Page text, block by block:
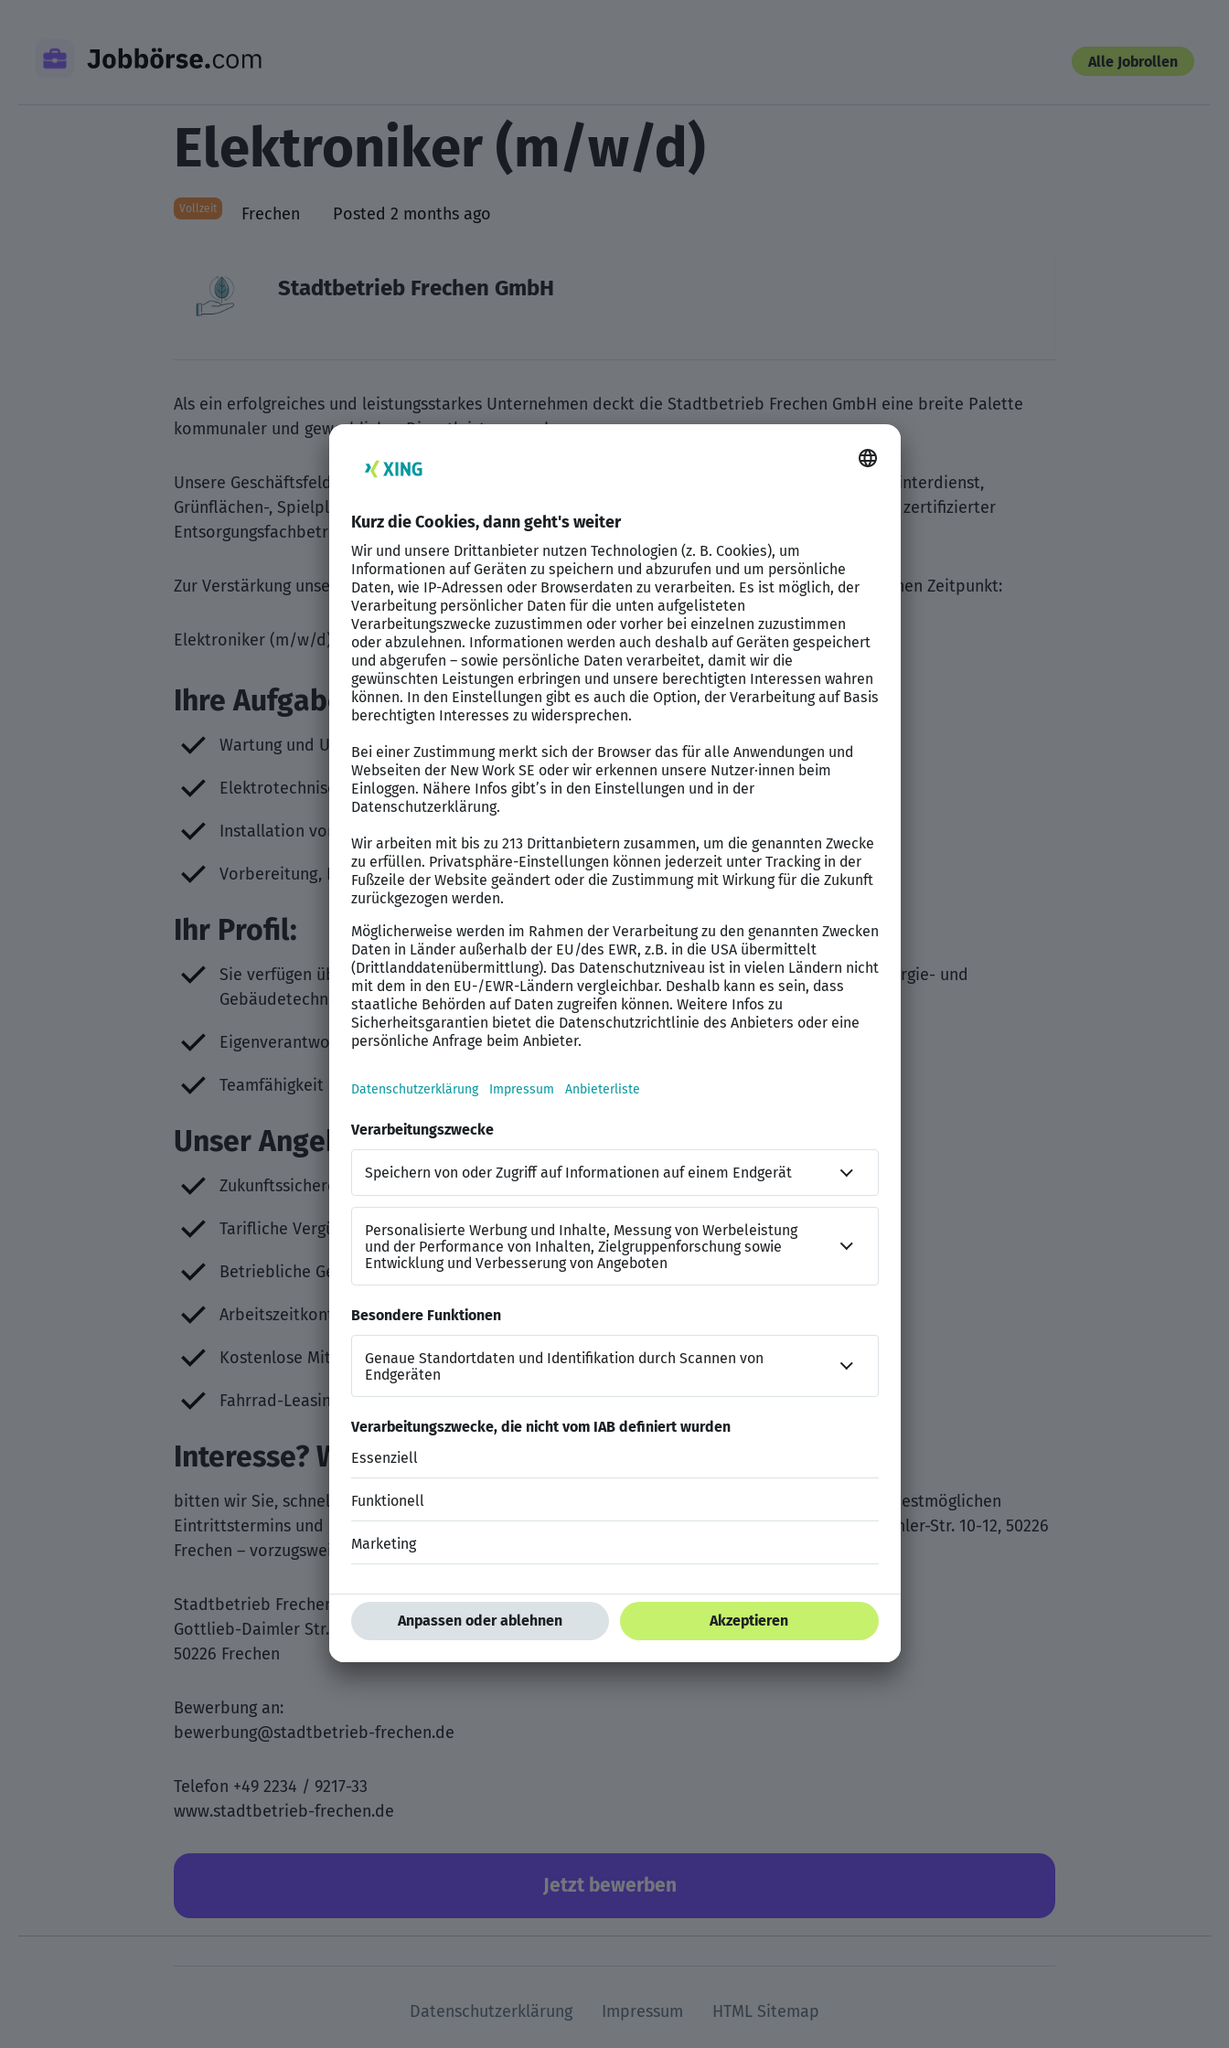
Alle Jobrollen
Elektroniker (m/w/d)
Vollzeit Frechen Posted 2 months ago
Stadtbetrieb Frechen GmbH
Als ein erfolgreiches und leistungsstarkes Unternehmen deckt die Stadtbetrieb Frechen GmbH eine breite Palette
kommunaler und gewerblicher Dienstleistungen ab.
Unsere Geschäftsfelder sind: kommunale und gewerbliche Abfallwirtschaft, Stadtreinigung und Winterdienst,
Grünflächen-, Spielplatz- und Friedhofspflege, Kanal-, Elektro- und Straßenunterhaltung. Wir sind zertifizierter
Entsorgungsfachbetrieb und tragen Verantwortung für die Sauberkeit in der Stadt Frechen.
Zur Verstärkung unseres Teams im Bereich der Elektrounterhaltung suchen wir zum nächstmöglichen Zeitpunkt:
Elektroniker (m/w/d)
Ihre Aufgaben:
Wartung und Unterhaltung der städtischen Straßenbeleuchtungsanlagen
Elektrotechnische Unterhaltung von Abwasseranlagen
Installation von elektrischen Anlagen oder Geräten in öffentlichen Gebäuden
Vorbereitung, Durchführung und Dokumentation von DGUV Vorschrift 3 – Prüfungen
Ihr Profil:
Sie verfügen über eine abgeschlossene Ausbildung als Elektroniker/in der Fachrichtung Energie- und
Gebäudetechnik oder eine vergleichbare Qualifikation
Eigenverantwortliches, strukturiertes und selbstständiges Arbeiten
Teamfähigkeit und Einsatzbereitschaft
Unser Angebot:
Zukunftssicherer Arbeitsplatz
Tarifliche Vergütung inklusive betrieblicher Altersvorsorge (RZVK) und VWL
Betriebliche Gesundheitsförderung und Teilnahme an Fort- und Weiterbildungen
Arbeitszeitkonto
Kostenlose Mitgliedschaft Urban Sports Club
Fahrrad-Leasing
Interesse? Wenn ja,
bitten wir Sie, schnellstmöglich Ihre vollständigen Bewerbungsunterlagen unter Angabe Ihres frühestmöglichen
Eintrittstermins und Ihrer Gehaltsvorstellungen an die Stadtbetrieb Frechen GmbH, Gottlieb-Daimler-Str. 10-12, 50226
Frechen – vorzugsweise per E-Mail – an: bewerbung@stadtbetrieb-frechen.de zu richten.
Stadtbetrieb Frechen GmbH
Gottlieb-Daimler Str. 10-12
50226 Frechen
Bewerbung an:
bewerbung@stadtbetrieb-frechen.de
Telefon +49 2234 / 9217-33
www.stadtbetrieb-frechen.de
Jetzt bewerben
Datenschutzerklärung Impressum HTML Sitemap